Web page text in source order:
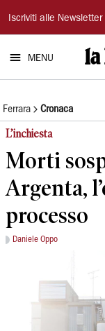
La
Nuova
Ferrara
Iscriviti alle Newsletter
MENU
Ferrara Cronaca
L’inchiesta
Morti
Argenta,
processo
Daniele Oppo